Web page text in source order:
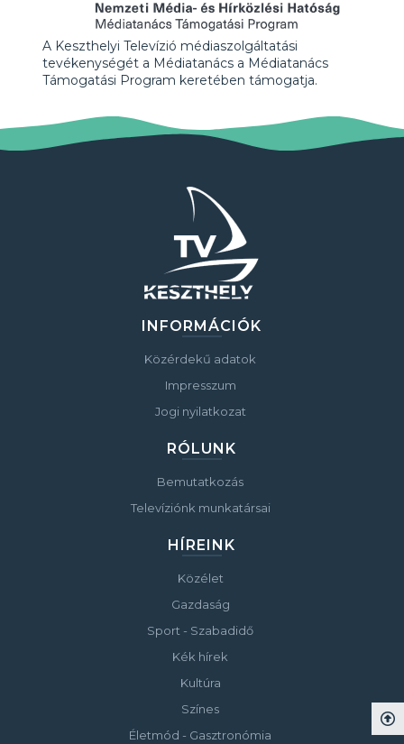
A Keszthelyi Televízió médiaszolgáltatási
tevékenységét a Médiatanács a Médiatanács
Támogatási Program keretében támogatja.
INFORMÁCIÓK
Közérdekű adatok
Impresszum
Jogi nyilatkozat
RÓLUNK
Bemutatkozás
Televíziónk munkatársai
HÍREINK
Közélet
Gazdaság
Sport - Szabadidő
Kék hírek
Kultúra
Színes
Életmód - Gasztronómia